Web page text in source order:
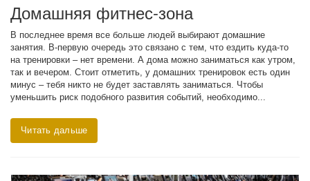
Домашняя фитнес-зона
В последнее время все больше людей выбирают домашние
занятия. В-первую очередь это связано с тем, что ездить куда-то
на тренировки – нет времени. А дома можно заниматься как утром,
так и вечером. Стоит отметить, у домашних тренировок есть один
минус – тебя никто не будет заставлять заниматься. Чтобы
уменьшить риск подобного развития событий, необходимо...
Читать дальше